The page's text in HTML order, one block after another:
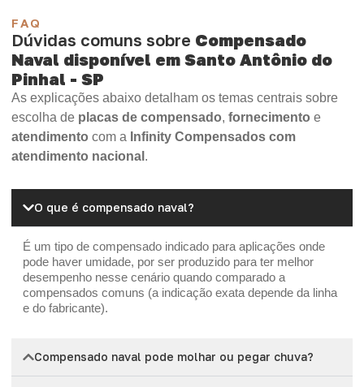
FAQ
Dúvidas comuns sobre Compensado
Naval disponível em Santo Antônio do
Pinhal - SP
As explicações abaixo detalham os temas centrais sobre
escolha de placas de compensado, fornecimento e
atendimento com a Infinity Compensados com
atendimento nacional .
O que é compensado naval?
É um tipo de compensado indicado para aplicações onde
pode haver umidade, por ser produzido para ter melhor
desempenho nesse cenário quando comparado a
compensados comuns (a indicação exata depende da linha
e do fabricante).
Compensado naval pode molhar ou pegar chuva?